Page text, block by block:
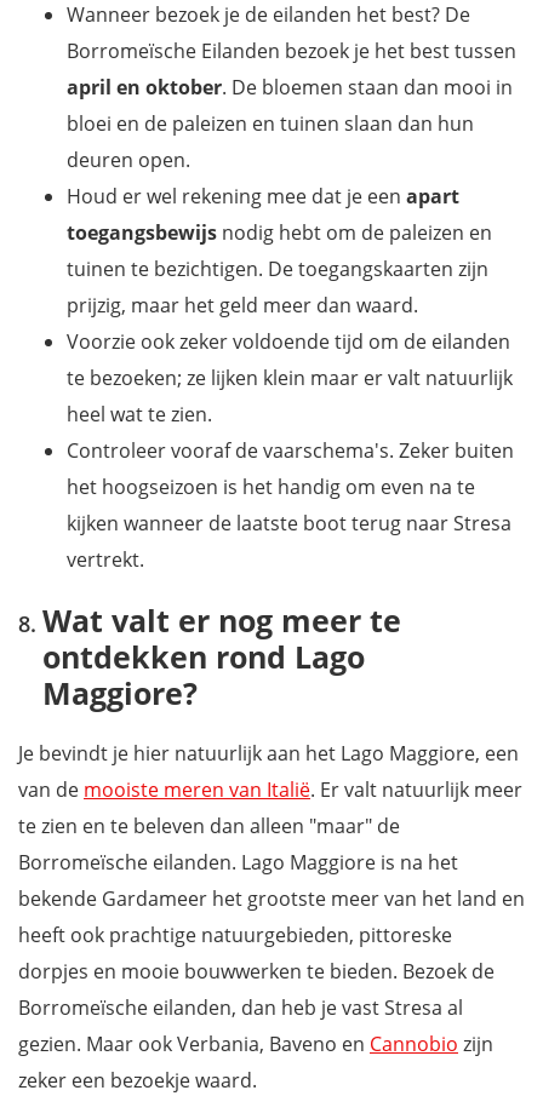
Wanneer bezoek je de eilanden het best? De
Borromeïsche Eilanden bezoek je het best tussen
april en oktober. De bloemen staan dan mooi in
bloei en de paleizen en tuinen slaan dan hun
deuren open.
Houd er wel rekening mee dat je een apart
toegangsbewijs nodig hebt om de paleizen en
tuinen te bezichtigen. De toegangskaarten zijn
prijzig, maar het geld meer dan waard.
Voorzie ook zeker voldoende tijd om de eilanden
te bezoeken; ze lijken klein maar er valt natuurlijk
heel wat te zien.
Controleer vooraf de vaarschema's. Zeker buiten
het hoogseizoen is het handig om even na te
kijken wanneer de laatste boot terug naar Stresa
vertrekt.
Wat valt er nog meer te
ontdekken rond Lago
Maggiore?
Je bevindt je hier natuurlijk aan het Lago Maggiore, een
van de mooiste meren van Italië. Er valt natuurlijk meer
te zien en te beleven dan alleen "maar" de
Borromeïsche eilanden. Lago Maggiore is na het
bekende Gardameer het grootste meer van het land en
heeft ook prachtige natuurgebieden, pittoreske
dorpjes en mooie bouwwerken te bieden. Bezoek de
Borromeïsche eilanden, dan heb je vast Stresa al
gezien. Maar ook Verbania, Baveno en Cannobio zijn
zeker een bezoekje waard.